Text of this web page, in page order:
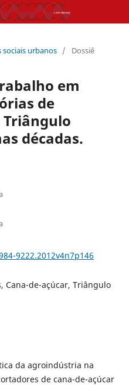
sociais urbanos / Dossiê
em
de
décadas.
9222.2012v4n7p146
Cana-de-açúcar, Triângulo
da agroindústria na
de cana-de-açúcar